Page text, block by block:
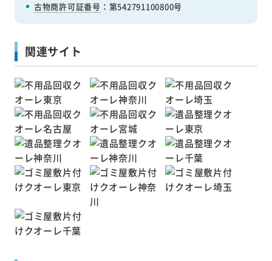
古物商許可証番号 ：第542791100800号
関連サイト